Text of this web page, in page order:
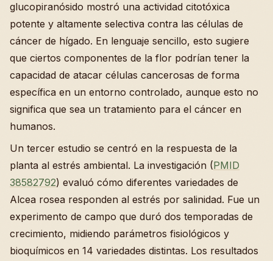
glucopiranósido mostró una actividad citotóxica
potente y altamente selectiva contra las células de
cáncer de hígado. En lenguaje sencillo, esto sugiere
que ciertos componentes de la flor podrían tener la
capacidad de atacar células cancerosas de forma
específica en un entorno controlado, aunque esto no
significa que sea un tratamiento para el cáncer en
humanos.
Un tercer estudio se centró en la respuesta de la
planta al estrés ambiental. La investigación (PMID
38582792) evaluó cómo diferentes variedades de
Alcea rosea responden al estrés por salinidad. Fue un
experimento de campo que duró dos temporadas de
crecimiento, midiendo parámetros fisiológicos y
bioquímicos en 14 variedades distintas. Los resultados